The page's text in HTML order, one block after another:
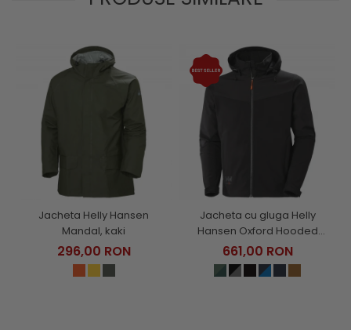
Jacheta Helly Hansen
Mandal, kaki
296,00 RON
Jacheta cu gluga Helly
Hansen Oxford Hooded
Softshell Jacket
661,00 RON